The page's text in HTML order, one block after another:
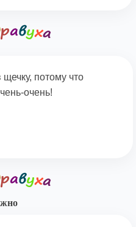
потому что
очень!